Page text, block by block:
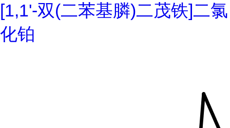
[1,1'-双(二苯基膦)二茂铁]二氯
化铂